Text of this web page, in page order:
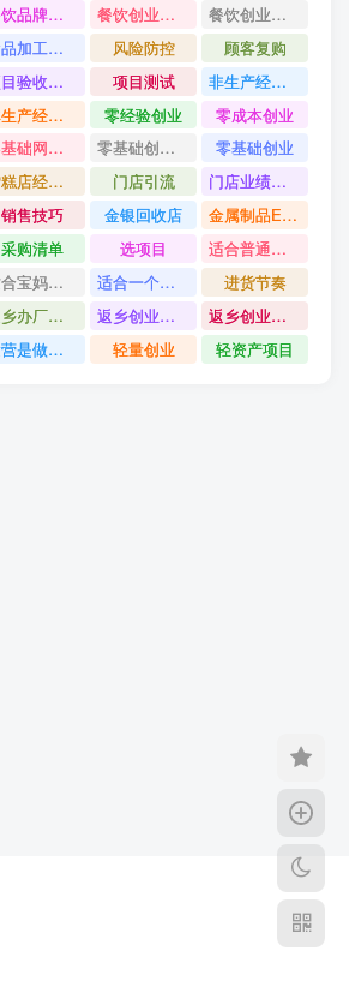
餐饮品牌打造
餐饮创业避坑
餐饮创业故事
食品加工创业
风险防控
顾客复购
项目验收资料
项目测试
非生产经营用固定资产是什么
非生产经营用固定资产分类
零经验创业
零成本创业
零基础网上开店
零基础创业指南
零基础创业
雪糕店经营技巧
门店引流
门店业绩提升方法
销售技巧
金银回收店
金属制品ERP系统
采购清单
选项目
适合普通人的创业
适合宝妈创业项目
适合一个人做的小生意
进货节奏
返乡办厂项目
返乡创业项目
返乡创业做什么好
运营是做什么
轻量创业 轻资产项目